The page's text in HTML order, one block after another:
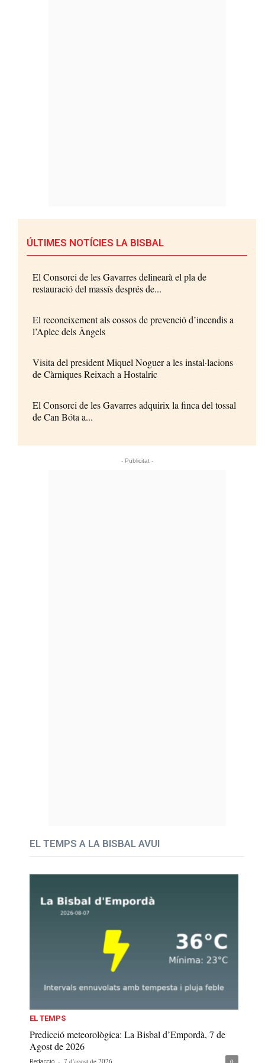
ÚLTIMES NOTÍCIES LA BISBAL
El Consorci de les Gavarres delinearà el pla de
restauració del massís després de...
El reconeixement als cossos de prevenció d’incendis a
l’Aplec dels Àngels
Visita del president Miquel Noguer a les instal·lacions
de Càrniques Reixach a Hostalric
El Consorci de les Gavarres adquirix la finca del tossal
de Can Bóta a...
- Publicitat -
EL TEMPS A LA BISBAL AVUI
EL TEMPS
Predicció meteorològica: La Bisbal d’Empordà, 7 de
Agost de 2026
Redacció - 7 d'agost de 2026